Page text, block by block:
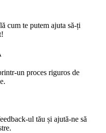
cum te putem ajuta să-ți
un proces riguros de
ul tău și ajută-ne să